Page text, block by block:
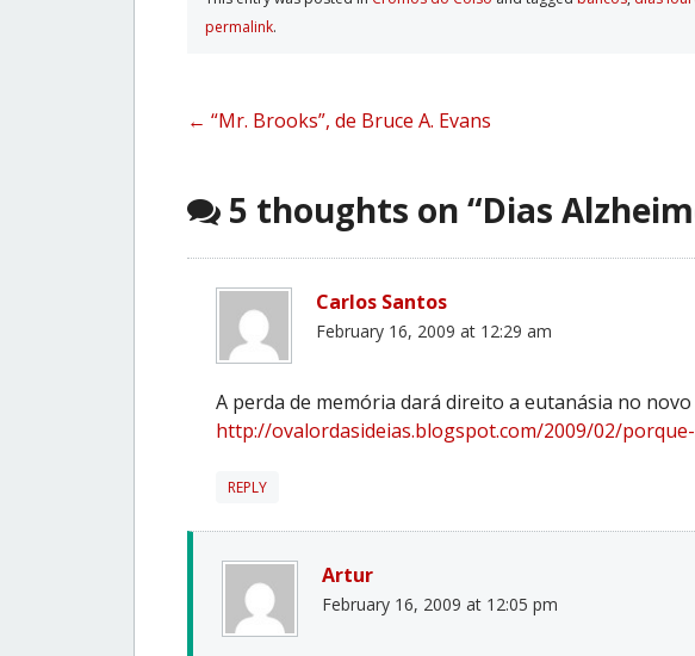
permalink.
Post
← “Mr. Brooks”, de Bruce A. Evans
5 thoughts on “Dias
Carlos Santos
February 16, 2009 at 12:29 am
A perda de memória dará direito a eutanásia no
http://ovalordasideias.blogspot.com/2009/02/
REPLY
Artur
February 16, 2009 at 12:05 pm